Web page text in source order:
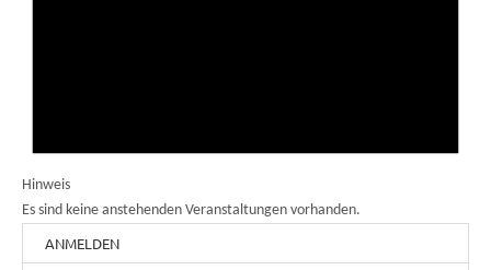
Hinweis
Es sind keine anstehenden Veranstaltungen vorhanden.
ANMELDEN